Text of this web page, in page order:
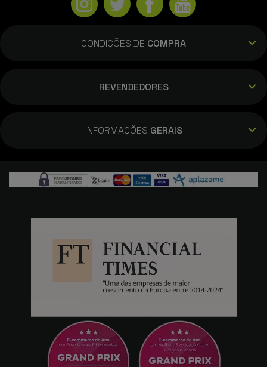
CONDIÇÕES DE COMPRA
REVENDEDORES
INFORMAÇÕES GERAIS